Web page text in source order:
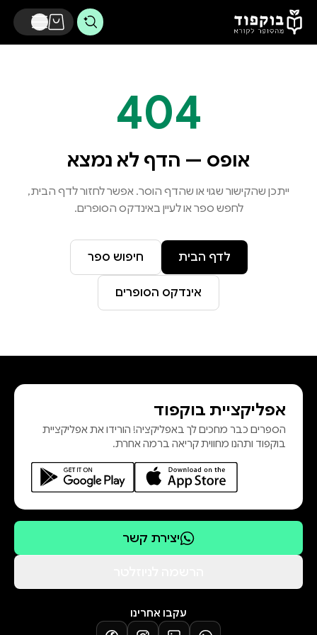
דלג לתוכן הראשי
404
אופס — הדף לא נמצא
ייתכן שהקישור שגוי או שהדף הוסר. אפשר לחזור לדף הבית,
לחפש ספר או לעיין באינדקס הסופרים.
לדף הבית חיפוש ספר
אינדקס הסופרים
אפליקציית בוקפוד
הספרים כבר מחכים לך באפליקציה! הורידו את אפליקציית
בוקפוד ותהנו מחווית קריאה ברמה אחרת.
יצירת קשר
עקבו אחרינו